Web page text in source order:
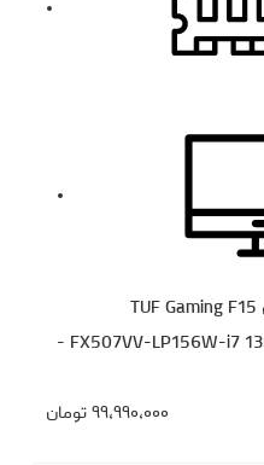
لپ تاپ 15.6 اینچی ایسوس مدل TUF Gaming F15
FX507VV-LP156W-i7 13620H 24GB 1SSD RTX4060 W -
۹۹،۹۹۰،۰۰۰ تومان